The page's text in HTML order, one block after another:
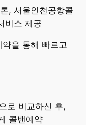
, 서울인천공항콜
비스 제공
을 통해 빠르고
로 비교하신 후,
콜밴예약